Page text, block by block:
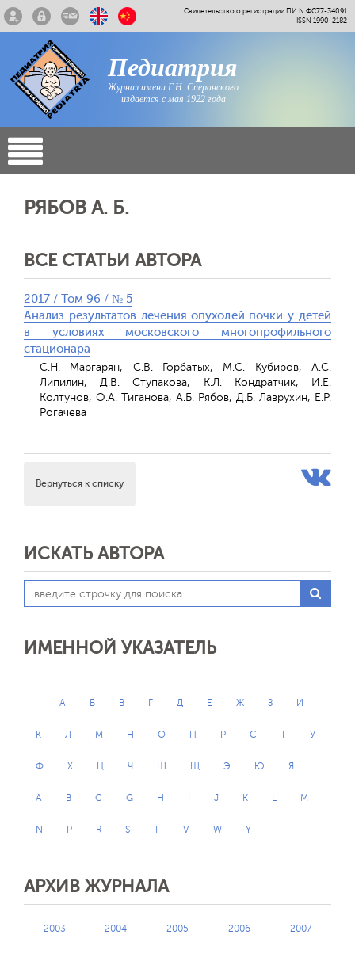
Свидетельство о регистрации ПИ N ФС77-34091
ISSN 1990-2182
Педиатрия
Журнал имени Г.Н. Сперанского
издается с мая 1922 года
РЯБОВ А. Б.
ВСЕ СТАТЬИ АВТОРА
2017 / Том 96 / № 5
Анализ результатов лечения опухолей почки у детей
в условиях московского многопрофильного
стационара
С.Н. Маргарян, С.В. Горбатых, М.С. Кубиров, А.С.
Липилин, Д.В. Ступакова, К.Л. Кондратчик, И.Е.
Колтунов, О.А. Тиганова, А.Б. Рябов, Д.Б. Лаврухин, Е.Р.
Рогачева
Вернуться к списку
ИСКАТЬ АВТОРА
ИМЕННОЙ УКАЗАТЕЛЬ
А Б В Г Д Е Ж З И
К Л М Н О П Р С Т У
Ф Х Ц Ч Ш Щ Э Ю Я
A B C G H J K L M
N P R S T V W Y
АРХИВ ЖУРНАЛА
2003 2004 2005 2006 2007